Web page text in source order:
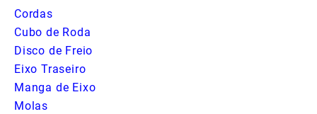
Cordas
Cubo de Roda
Disco de Freio
Eixo Traseiro
Manga de Eixo
Molas